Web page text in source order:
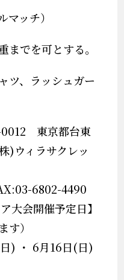
マッチ）
でを可とする。
ツ、ラッシュガー
0012 東京都台東
)ウィラサクレッ
6802-4490
大会開催予定日】
す）
) ・ 6月16日(日)